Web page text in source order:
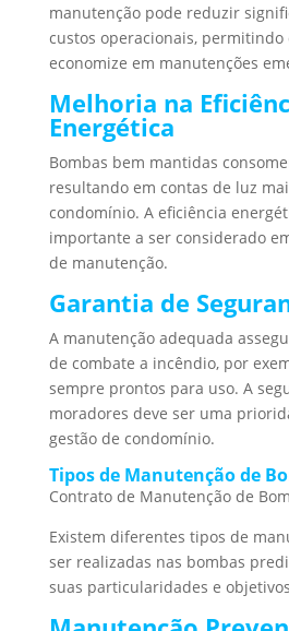
manutenção pode reduzir
custos operacionais,
economize em manutenções
Melhoria na
Energética
Bombas bem mantidas
resultando em contas de luz
condomínio. A eficiência
importante a ser considerado
de manutenção.
Garantia de
A manutenção adequada
de combate a incêndio, por
sempre prontos para uso. A
moradores deve ser uma
gestão de condomínio.
Tipos de Manutenção de
Contrato de Manutenção de
Existem diferentes tipos de
ser realizadas nas bombas
suas particularidades e